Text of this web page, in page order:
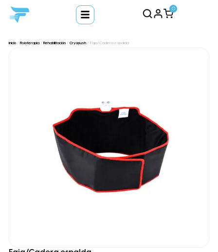
0
Inicio/ Fisioterapia/ Rehabilitación/ Cryopush/ Faja/Cadera espalda